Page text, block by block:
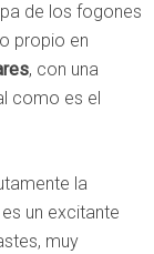
de los fogones
propio en
, con una
como es el
la
un excitante
muy